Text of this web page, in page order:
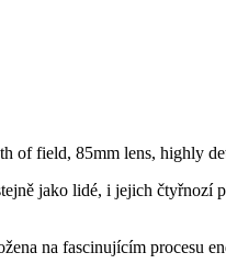
jako lidé, i jejich čtyřnozí
na fascinujícím procesu